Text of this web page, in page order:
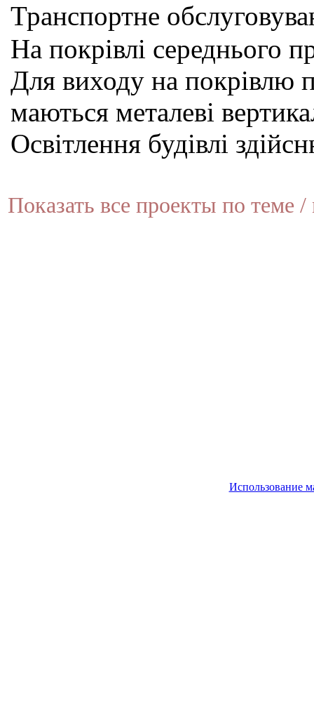
Транспортне
На покрівлі середнього
Для виходу на покрівлю
маються металеві
Освітлення будівлі
Показать все проекты по теме /
Использование